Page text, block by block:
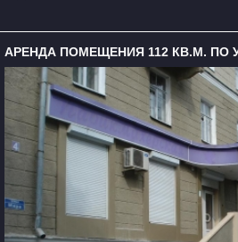
АРЕНДА ПОМЕЩЕНИЯ 112 КВ.М. ПО